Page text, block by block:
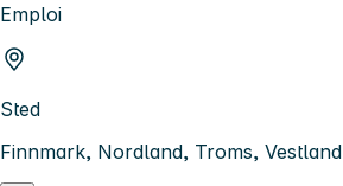
Emploi
Sted
Finnmark, Nordland, Troms, Vestland